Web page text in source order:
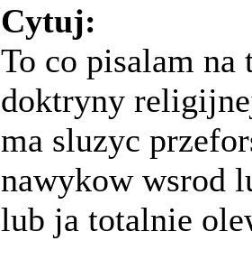
Cytuj:
To co pisalam na
doktryny
ma sluzyc
nawykow wsrod
lub ja totalnie